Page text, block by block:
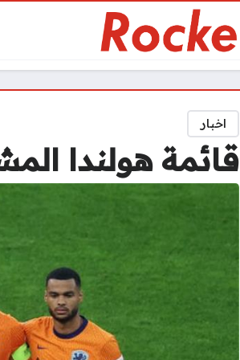
اخبار
قائمة هولندا المشاركة